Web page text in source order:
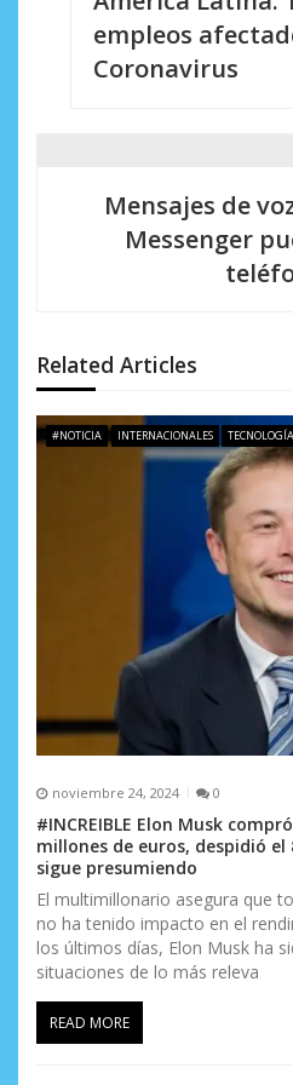
n
d
e
d
a
s
empleos
Coronavirus
Mensajes de
Messenger
Related Articles
#NOTICIA INTERNACIONALES TECNOLOGÍA
noviembre 24, 2024 0
#INCREIBLE Elon Musk
millones de euros, despidió el
sigue presumiendo
El multimillonario asegura que
no ha tenido impacto en el
los últimos días, Elon Musk ha
situaciones de lo más releva
READ MORE